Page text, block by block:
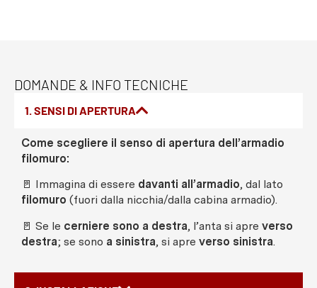
DOMANDE & INFO TECNICHE
1. SENSI DI APERTURA
Come scegliere il senso di apertura dell’armadio
filomuro:
🚪 Immagina di essere davanti all’armadio, dal lato
filomuro (fuori dalla nicchia/dalla cabina armadio).
🚪 Se le cerniere sono a destra, l’anta si apre verso
destra; se sono a sinistra, si apre verso sinistra.